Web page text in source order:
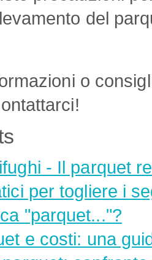
del
o
- Il parquet
per togliere i
"parquet..."?
e costi: una